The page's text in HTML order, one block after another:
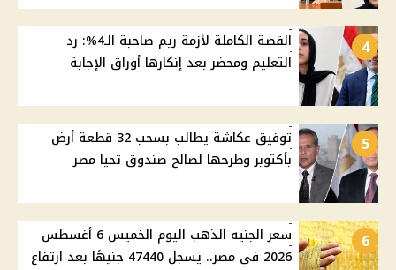
4
القصة الكاملة لأزمة ريم صاحبة الـ4%: رد
التعليم ومحضر بعد إنكارها أوراق الإجابة
5
توفيق عكاشة يطالب بسحب 32 قطعة أرض
بأكتوبر وطرحها لصالح صندوق تحيا مصر
6
سعر الجنيه الذهب اليوم الخميس 6 أغسطس
2026 في مصر.. يسجل 47440 جنيهًا بعد ارتفاع